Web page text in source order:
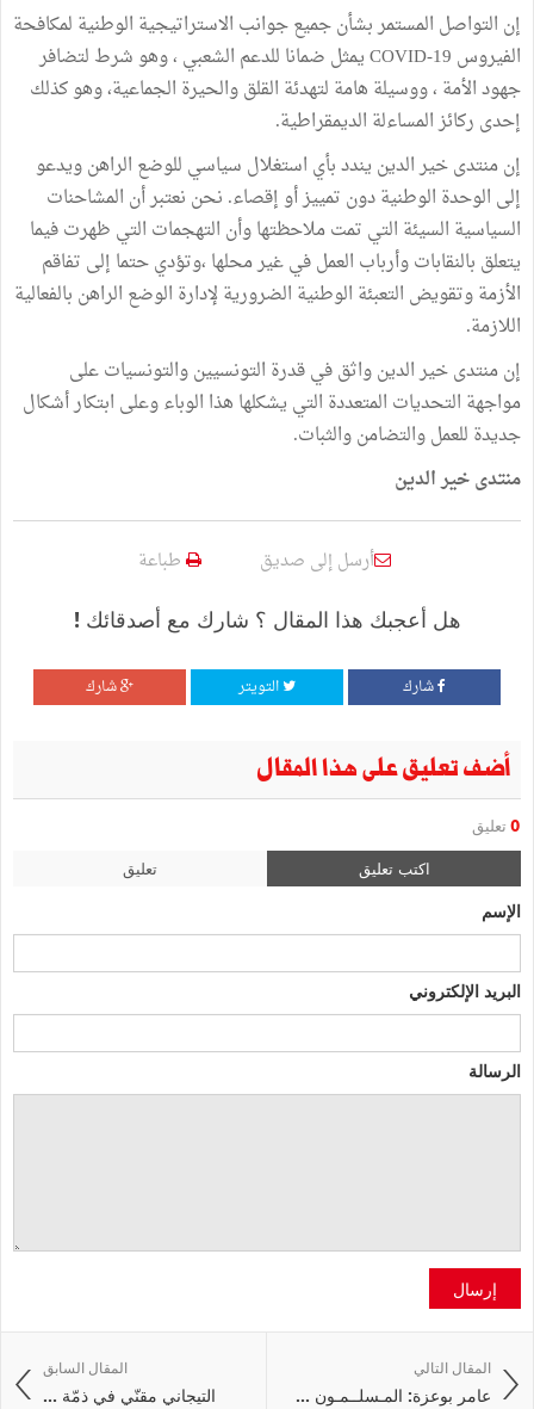
إن التواصل المستمر بشأن جميع جوانب الاستراتيجية الوطنية لمكافحة
الفيروس COVID-19 يمثل ضمانا للدعم الشعبي ، وهو شرط لتضافر
جهود الأمة ، ووسيلة هامة لتهدئة القلق والحيرة الجماعية، وهو كذلك
إحدى ركائز المساءلة الديمقراطية.
إن منتدى خير الدين يندد بأي استغلال سياسي للوضع الراهن ويدعو
إلى الوحدة الوطنية دون تمييز أو إقصاء. نحن نعتبر أن المشاحنات
السياسية السيئة التي تمت ملاحظتها وأن التهجمات التي ظهرت فيما
يتعلق بالنقابات وأرباب العمل في غير محلها ،وتؤدي حتما إلى تفاقم
الأزمة وتقويض التعبئة الوطنية الضرورية لإدارة الوضع الراهن بالفعالية
اللازمة.
إن منتدى خير الدين واثق في قدرة التونسيين والتونسيات على
مواجهة التحديات المتعددة التي يشكلها هذا الوباء وعلى ابتكار أشكال
جديدة للعمل والتضامن والثبات.
منتدى خير الدين
أرسل إلى صديق طباعة
هل أعجبك هذا المقال ؟ شارك مع أصدقائك !
شارك التويتر شارك
أضف تعليق على هذا المقال
0 تعليق
اكتب تعليق تعليق
الإسم
البريد الإلكتروني
الرسالة
إرسال
المقال السابق
التيجاني مقنّي في ذمّة ...
المقال التالي
عامر بوعزة: المـسلــمـون ...